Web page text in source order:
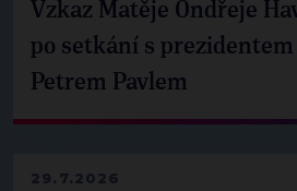
Vzkaz Matěje Ondřeje
po setkání s
Petrem Pavlem
29.7.2026